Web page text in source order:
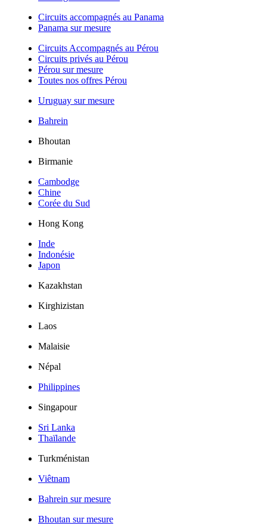
Circuits accompagnés au Panama
Panama sur mesure
Circuits Accompagnés au Pérou
Circuits privés au Pérou
Pérou sur mesure
Toutes nos offres Pérou
Uruguay sur mesure
Bahrein
Bhoutan
Birmanie
Cambodge
Chine
Corée du Sud
Hong Kong
Inde
Indonésie
Japon
Kazakhstan
Kirghizistan
Laos
Malaisie
Népal
Philippines
Singapour
Sri Lanka
Thaïlande
Turkménistan
Viêtnam
Bahrein sur mesure
Bhoutan sur mesure